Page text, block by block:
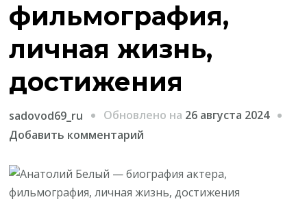
фильмография,
личная жизнь,
достижения
sadovod69_ru Обновлено на 26 августа 2024
Добавить комментарий
Анатолий
Белый